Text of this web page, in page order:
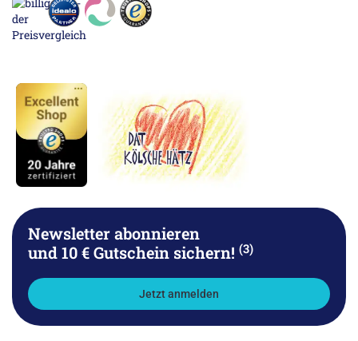
Newsletter abonnieren
und 10 € Gutschein sichern! (3)
Jetzt anmelden